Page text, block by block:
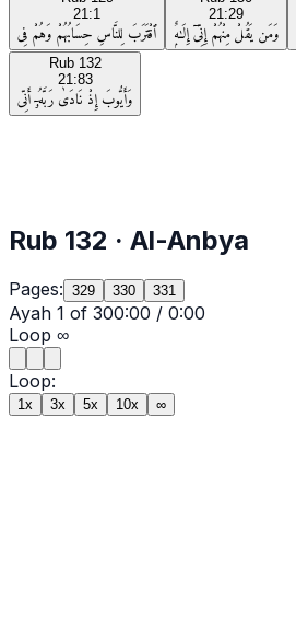
21:1
ٱقْتَرَبَ لِلنَّاسِ حِسَابُهُمْ وَهُمْ فِى
21:29
وَمَن يَقُلْ مِنْهُمْ إِنِّىٓ إِلَـٰهٌۭ
Rub 132
21:83
وَأَيُّوبَ إِذْ نَادَىٰ رَبَّهُۥٓ أَنِّى
Rub 132 · Al-Anbya
Pages: 329 330 331
Ayah 1 of 300:00 / 0:00
Loop ∞
Loop:
1x 3x 5x 10x ∞